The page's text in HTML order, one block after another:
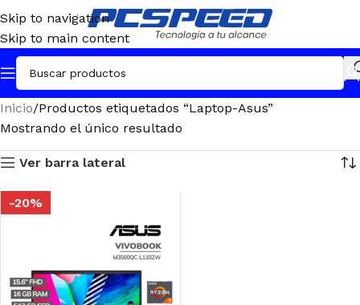
Skip to navigation
Skip to main content
Inicio Productos etiquetados “Laptop-Asus”
Mostrando el único resultado
Ver barra lateral
-20%